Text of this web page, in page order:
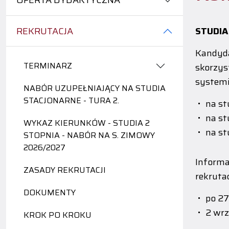
REKRUTACJA
TERMINARZ
NABÓR UZUPEŁNIAJĄCY NA STUDIA
STACJONARNE - TURA 2.
WYKAZ KIERUNKÓW - STUDIA 2
STOPNIA - NABÓR NA S. ZIMOWY
2026/2027
ZASADY REKRUTACJI
DOKUMENTY
KROK PO KROKU
na
na
na
po
2